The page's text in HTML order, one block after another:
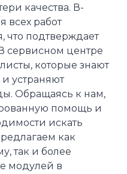
качества. В-
всех работ
что подтверждает
сервисном центре
которые знают
и устраняют
Обращаясь к нам,
помощь и
искать
как
так и более
модулей в